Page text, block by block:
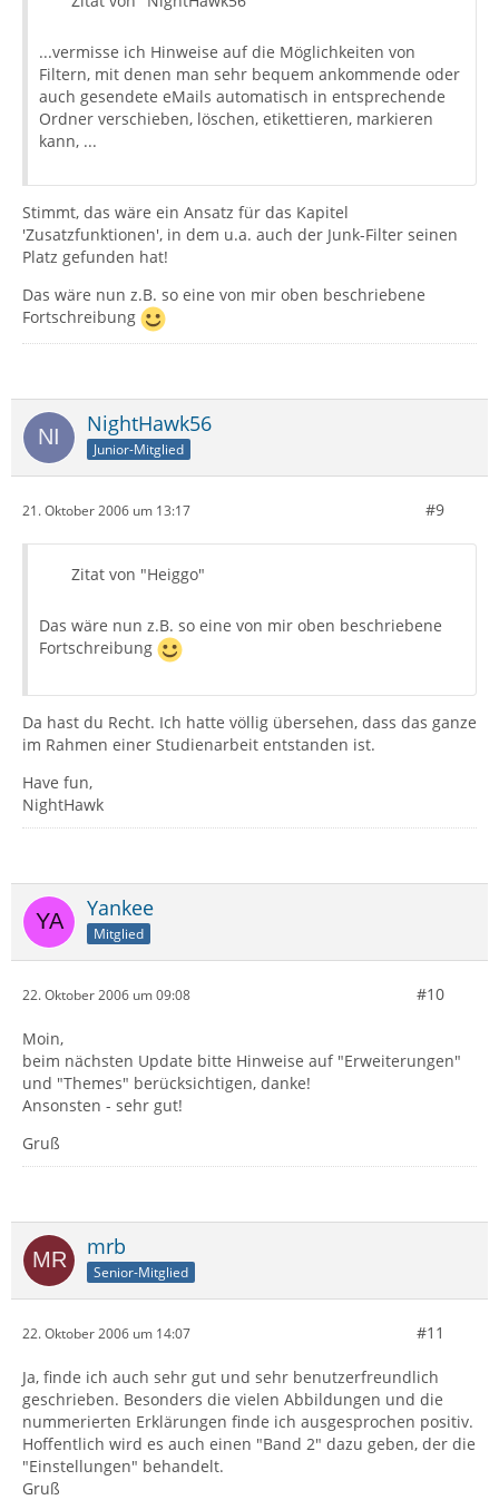
...vermisse ich Hinweise auf die Möglichkeiten von
Filtern, mit denen man sehr bequem ankommende oder
auch gesendete eMails automatisch in entsprechende
Ordner verschieben, löschen, etikettieren, markieren
kann, ...
Stimmt, das wäre ein Ansatz für das Kapitel
'Zusatzfunktionen', in dem u.a. auch der Junk-Filter seinen
Platz gefunden hat!
Das wäre nun z.B. so eine von mir oben beschriebene
Fortschreibung
NightHawk56
Junior-Mitglied
21. Oktober 2006 um 13:17 #9
Zitat von "Heiggo"
Das wäre nun z.B. so eine von mir oben beschriebene
Fortschreibung
Da hast du Recht. Ich hatte völlig übersehen, dass das ganze
im Rahmen einer Studienarbeit entstanden ist.
Have fun,
NightHawk
Yankee
Mitglied
22. Oktober 2006 um 09:08 #10
Moin,
beim nächsten Update bitte Hinweise auf "Erweiterungen"
und "Themes" berücksichtigen, danke!
Ansonsten - sehr gut!
Gruß
mrb
Senior-Mitglied
22. Oktober 2006 um 14:07 #11
Ja, finde ich auch sehr gut und sehr benutzerfreundlich
geschrieben. Besonders die vielen Abbildungen und die
nummerierten Erklärungen finde ich ausgesprochen positiv.
Hoffentlich wird es auch einen "Band 2" dazu geben, der die
"Einstellungen" behandelt.
Gruß